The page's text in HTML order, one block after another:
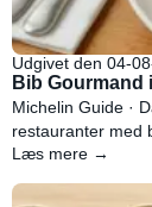
Udgivet den 04-
Bib Gourmand
Michelin Guide ·
restauranter med
Læs mere →